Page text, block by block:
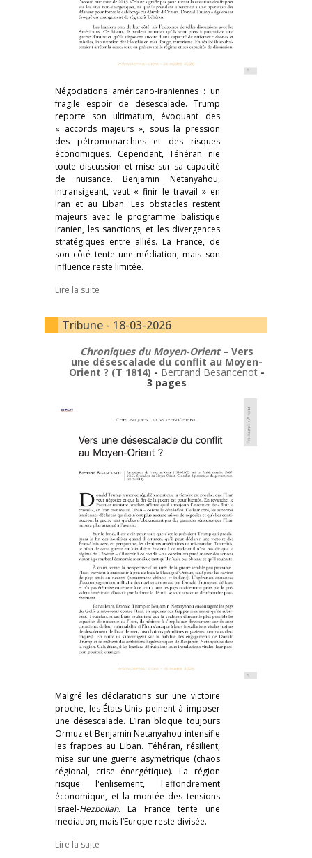
Négociations américano-iraniennes : un
fragile espoir de désescalade. Trump
reporte son ultimatum, évoquant des
« accords majeurs », sous la pression
des pétromonarchies et des risques
économiques. Cependant, Téhéran nie
toute discussion et mise sur sa capacité
de nuisance. Benjamin Netanyahou,
intransigeant, veut « finir le travail » en
Iran et au Liban. Les obstacles restent
majeurs avec le programme balistique
iranien, les sanctions, et les divergences
stratégiques entre alliés. La France, de
son côté tente une médiation, mais son
influence reste limitée.
Lire la suite
Tribune - 18-03-2026
Chroniques du Moyen-Orient– Vers
une désescalade du conflit au Moyen-
Orient ? (T 1814) - Bertrand Besancenot-
3 pages
Malgré les déclarations sur une victoire
proche, les États-Unis peinent à imposer
une désescalade. L’Iran bloque toujours
Ormuz et Benjamin Netanyahou intensifie
les frappes au Liban. Téhéran, résilient,
mise sur une guerre asymétrique (chaos
régional, crise énergétique). La région
risque l'enlisement, l'effondrement
économique, et la montée des tensions
Israël-Hezbollah. La France tente une
médiation, mais l’Europe reste divisée.
Lire la suite